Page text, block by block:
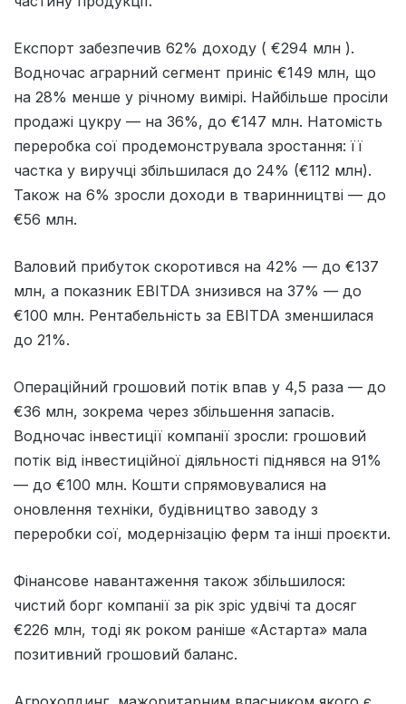
Експорт забезпечив 62% доходу ( €294 млн ).
Водночас аграрний сегмент приніс €149 млн, що
на 28% менше у річному вимірі. Найбільше просіли
продажі цукру — на 36%, до €147 млн. Натомість
переробка сої продемонструвала зростання: її
частка у виручці збільшилася до 24% (€112 млн).
Також на 6% зросли доходи в тваринництві — до
€56 млн.
Валовий прибуток скоротився на 42% — до €137
млн, а показник EBITDA знизився на 37% — до
€100 млн. Рентабельність за EBITDA зменшилася
до 21%.
Операційний грошовий потік впав у 4,5 раза — до
€36 млн, зокрема через збільшення запасів.
Водночас інвестиції компанії зросли: грошовий
потік від інвестиційної діяльності піднявся на 91%
— до €100 млн. Кошти спрямовувалися на
оновлення техніки, будівництво заводу з
переробки сої, модернізацію ферм та інші проєкти.
Фінансове навантаження також збільшилося:
чистий борг компанії за рік зріс удвічі та досяг
€226 млн, тоді як роком раніше «Астарта» мала
позитивний грошовий баланс.